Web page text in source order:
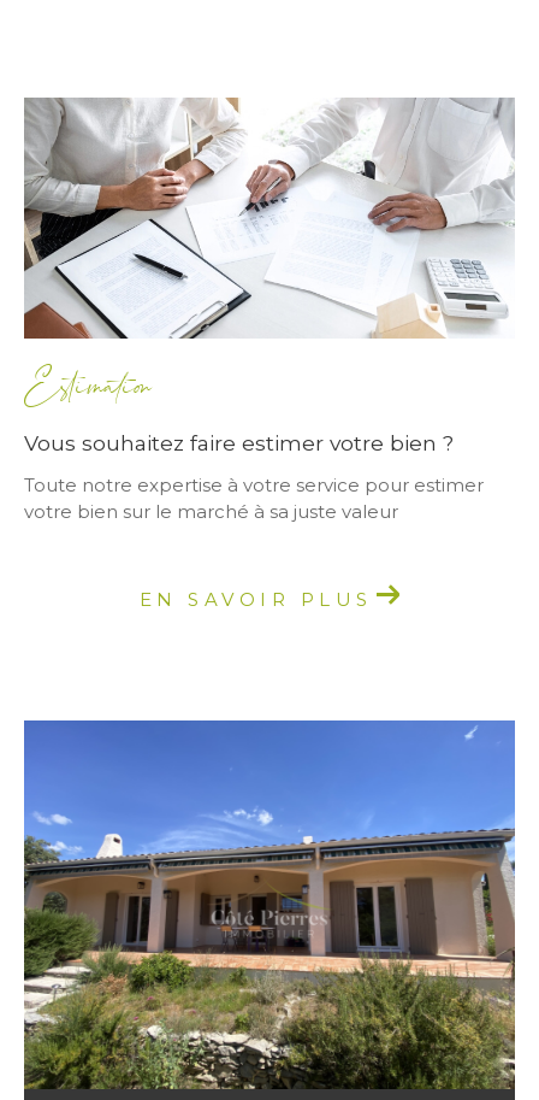
Estimation
Vous souhaitez faire estimer votre bien ?
Toute notre expertise à votre service pour estimer
votre bien sur le marché à sa juste valeur
EN SAVOIR PLUS